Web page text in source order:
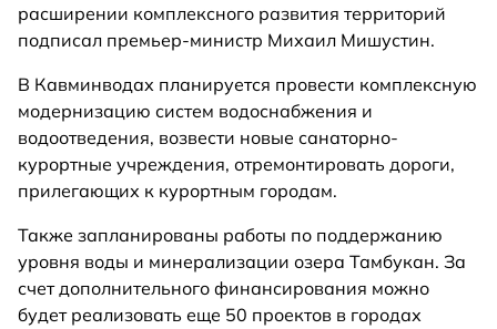
расширении комплексного развития территорий
подписал премьер-министр Михаил Мишустин.
В Кавминводах планируется провести комплексную
модернизацию систем водоснабжения и
водоотведения, возвести новые санаторно-
курортные учреждения, отремонтировать дороги,
прилегающих к курортным городам.
Также запланированы работы по поддержанию
уровня воды и минерализации озера Тамбукан. За
счет дополнительного финансирования можно
будет реализовать еще 50 проектов в городах